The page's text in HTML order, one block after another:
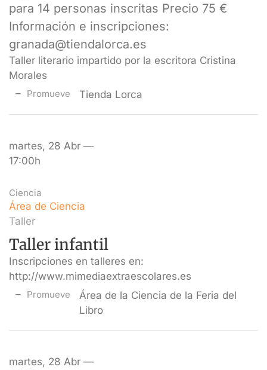
para 14 personas inscritas Precio 75 €
Información e inscripciones:
granada@tiendalorca.es
Taller literario impartido por la escritora Cristina
Morales
Promueve Tienda Lorca
martes, 28 Abr —
17:00h
Ciencia
Área de Ciencia
Taller
Taller infantil
Inscripciones en talleres en:
http://www.mimediaextraescolares.es
Promueve
Área de la Ciencia de la Feria del
Libro
martes, 28 Abr —